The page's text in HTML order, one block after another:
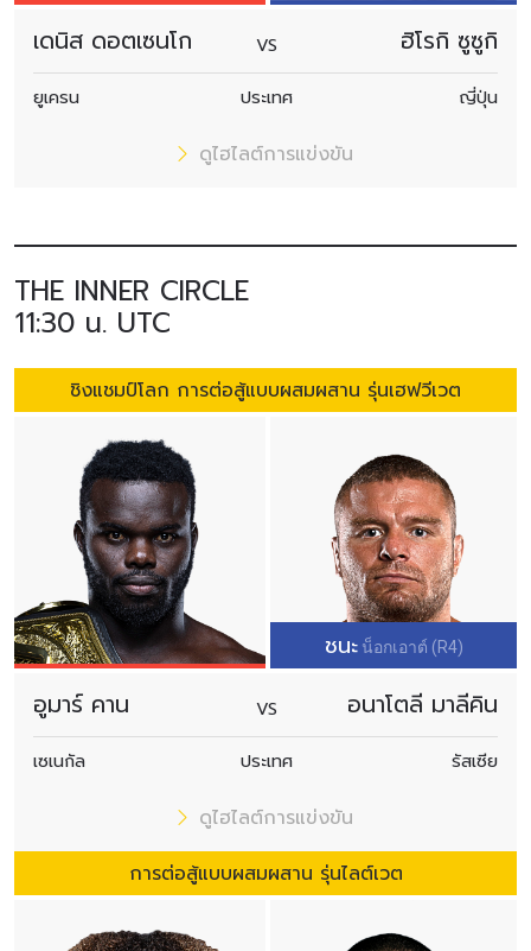
เดนิส ดอตเซนโก VS ฮิโรกิ ซูซูกิ
ยูเครน ประเทศ ญี่ปุ่น
ดูไฮไลต์การแข่งขัน
THE INNER CIRCLE
11:30 น. UTC
ชิงแชมป์โลก การต่อสู้แบบผสมผสาน รุ่นเฮฟวีเวต
ชนะ น็อกเอาต์ (R4)
อูมาร์ คาน VS อนาโตลี มาลีคิน
เซเนกัล ประเทศ รัสเซีย
ดูไฮไลต์การแข่งขัน
การต่อสู้แบบผสมผสาน รุ่นไลต์เวต